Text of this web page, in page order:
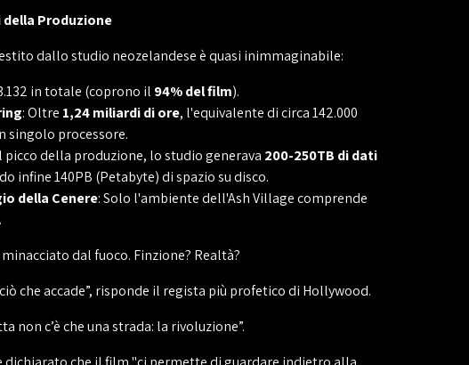
Produzione
dallo studio neozelandese è quasi inimmaginabile:
in totale (coprono il 94% del film).
: Oltre 1,24 miliardi di ore, l'equivalente di circa 142.000
singolo processore.
picco della produzione, lo studio generava 200-250TB di dati
infine 140PB (Petabyte) di spazio su disco.
della Cenere: Solo l'ambiente dell'Ash Village comprende
.
dal fuoco. Finzione? Realtà?
che accade”, risponde il regista più profetico di Hollywood.
non c’è che una strada: la rivoluzione”.